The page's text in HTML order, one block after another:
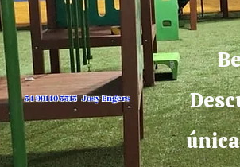
99140 5515 Josy Engers